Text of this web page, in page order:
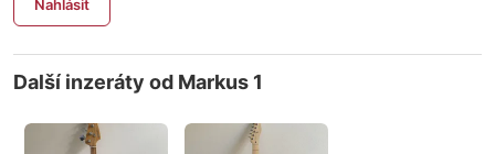
Nahlásit
Další inzeráty od Markus 1